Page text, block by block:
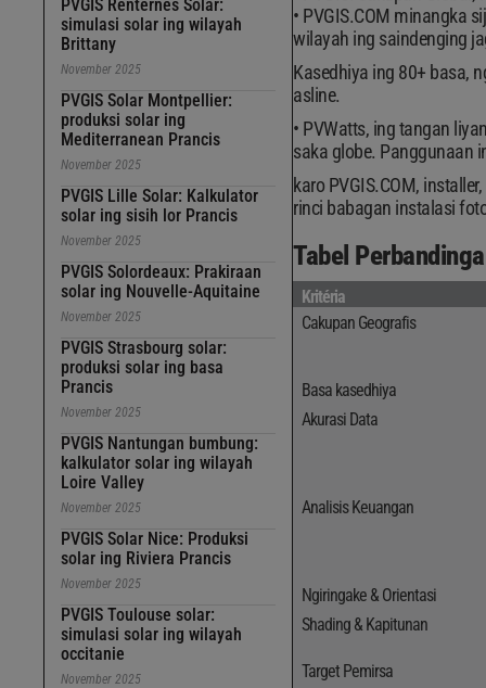
PVGIS Renternes Solar:
simulasi solar ing wilayah
Brittany
November 2025
PVGIS Solar Montpellier:
produksi solar ing
Mediterranean Prancis
November 2025
PVGIS Lille Solar: Kalkulator
solar ing sisih lor Prancis
November 2025
PVGIS Solordeaux: Prakiraan
solar ing Nouvelle-Aquitaine
November 2025
PVGIS Strasbourg solar:
produksi solar ing basa
Prancis
November 2025
PVGIS Nantungan bumbung:
kalkulator solar ing wilayah
Loire Valley
November 2025
PVGIS Solar Nice: Produksi
solar ing Riviera Prancis
November 2025
PVGIS Toulouse solar:
simulasi solar ing wilayah
occitanie
November 2025
PVGIS.COM minangka
wilayah ing saindenging
Kasedhiya ing 80+ basa,
asline.
PVWatts, ing tangan
saka globe. Panggunaan
karo PVGIS.COM,
rinci babagan instalasi
Tabel
Kritéria
Cakupan Geografis
Basa kasedhiya
Akurasi Data
Analisis Keuangan
Ngiringake & Orientasi
Shading & Kapitunan
Target Pemirsa